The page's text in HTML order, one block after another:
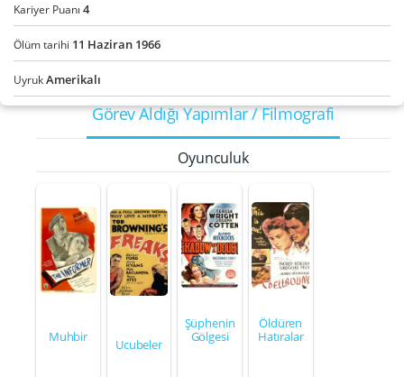
Kariyer Puanı 4
Ölüm tarihi 11 Haziran 1966
UyrukAmerikalı
Görev Aldığı Yapımlar / Filmografi
Oyunculuk
Muhbir
Ucubeler
Şüphenin
Gölgesi
Öldüren
Hatıralar